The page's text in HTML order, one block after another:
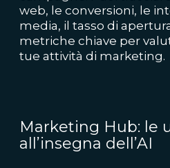
web, le conversioni, le
media, il tasso di
metriche chiave per
tue attività di marketing.
Marketing Hub: le
all’insegna dell’AI